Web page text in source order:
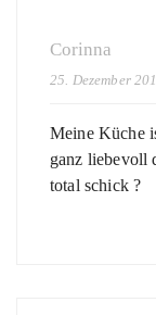
Corinna
25. Dezember
Meine Küche
ganz liebevoll
total schick ?